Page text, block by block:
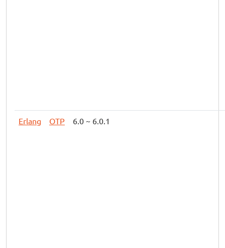
Erlang OTP 6.0 ~ 6.0.1